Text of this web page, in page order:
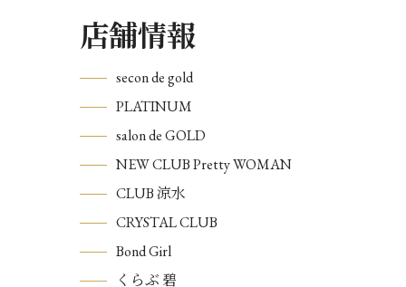
店舗情報
secon de gold
PLATINUM
salon de GOLD
NEW CLUB Pretty WOMAN
CLUB 涼水
CRYSTAL CLUB
Bond Girl
くらぶ 碧